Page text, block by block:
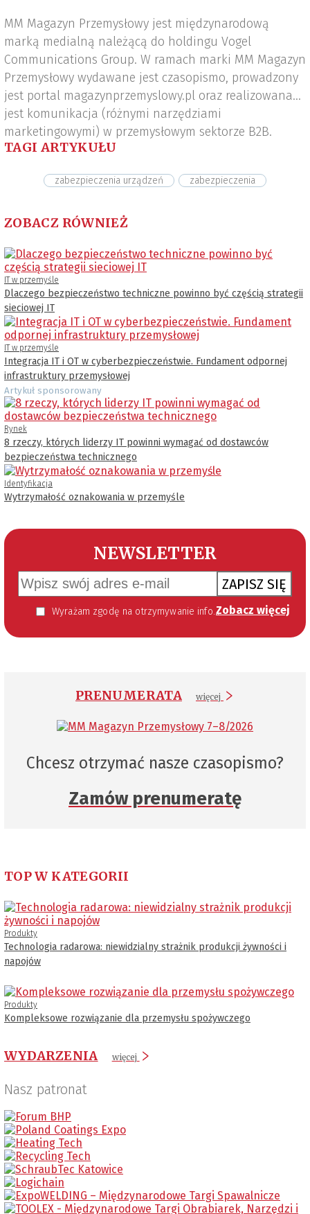
MM Magazyn Przemysłowy jest międzynarodową
marką medialną należącą do holdingu Vogel
Communications Group. W ramach marki MM Magazyn
Przemysłowy wydawane jest czasopismo, prowadzony
jest portal magazynprzemyslowy.pl oraz realizowana
jest komunikacja (różnymi narzędziami
marketingowymi) w przemysłowym sektorze B2B.
TAGI ARTYKUŁU
zabezpieczenia urządzeń zabezpieczenia
ZOBACZ RÓWNIEŻ
IT w przemyśle
Dlaczego bezpieczeństwo techniczne powinno być częścią strategii
sieciowej IT
IT w przemyśle
Integracja IT i OT w cyberbezpieczeństwie. Fundament odpornej
infrastruktury przemysłowej
Artykuł sponsorowany
Rynek
8 rzeczy, których liderzy IT powinni wymagać od dostawców
bezpieczeństwa technicznego
Identyfikacja
Wytrzymałość oznakowania w przemyśle
NEWSLETTER
ZAPISZ SIĘ
Wyrażam zgodę na otrzymywanie informacji handlowej kierowanej do mnie za pomocą środków komunikacji elektronicznej w szczególności poczty elektronicznej zgodnie z przepisem art. 10 ust 2 ustawy z dnia 18 lipca 2002 roku o świadczeniu usług drogą elektroniczną (Dz. U. 144 z 2002 r. poz. 1204). Zgoda jest dobrowolna, jednak jej wyrażenie jest konieczne, aby otrzymywać newsletter. Zobacz więcej
PRENUMERATA więcej
Chcesz otrzymać nasze czasopismo?
Zamów prenumeratę
TOP W KATEGORII
Produkty
Technologia radarowa: niewidzialny strażnik produkcji żywności i
napojów
Produkty
Kompleksowe rozwiązanie dla przemysłu spożywczego
WYDARZENIA więcej
Nasz patronat